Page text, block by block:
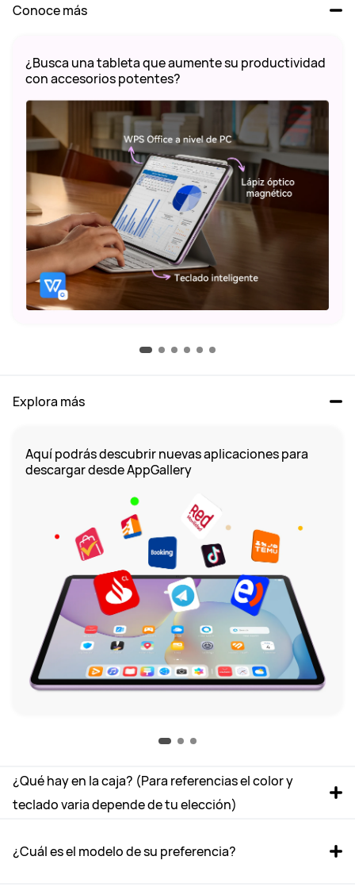
Conoce más
¿Busca una tableta que aumente su productividad
con accesorios potentes?
Explora más
Aquí podrás descubrir nuevas aplicaciones para
descargar desde AppGallery
¿Qué hay en la caja? (Para referencias el color y
teclado varia depende de tu elección)
¿Cuál es el modelo de su preferencia?